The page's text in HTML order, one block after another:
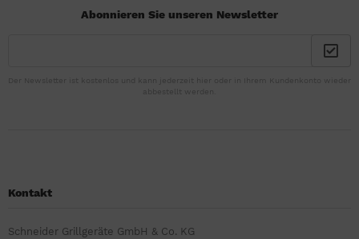
Abonnieren Sie unseren Newsletter
Der Newsletter ist kostenlos und kann jederzeit hier oder in Ihrem Kundenkonto wieder
abbestellt werden.
Kontakt
Schneider Grillgeräte GmbH & Co. KG